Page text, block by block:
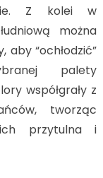
Z kolei w
można
aby “ochłodzić”
palety
współgrały z
tworząc
przytulna i